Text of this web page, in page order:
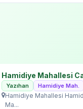
Hamidiye Mahallesi
Yazıhan Hamidiye Mah.
Hamidiye Mahallesi
Ma...